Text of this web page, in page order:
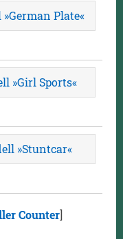
Counter]